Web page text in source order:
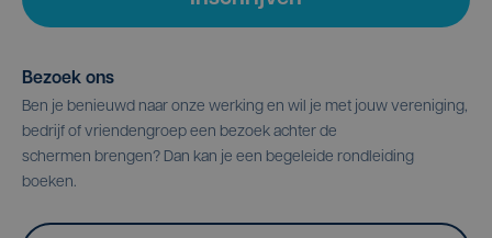
Bezoek ons
Ben je benieuwd naar onze werking en wil je met jouw vereniging,
bedrijf of vriendengroep een bezoek achter de
schermen brengen? Dan kan je een begeleide rondleiding
boeken.